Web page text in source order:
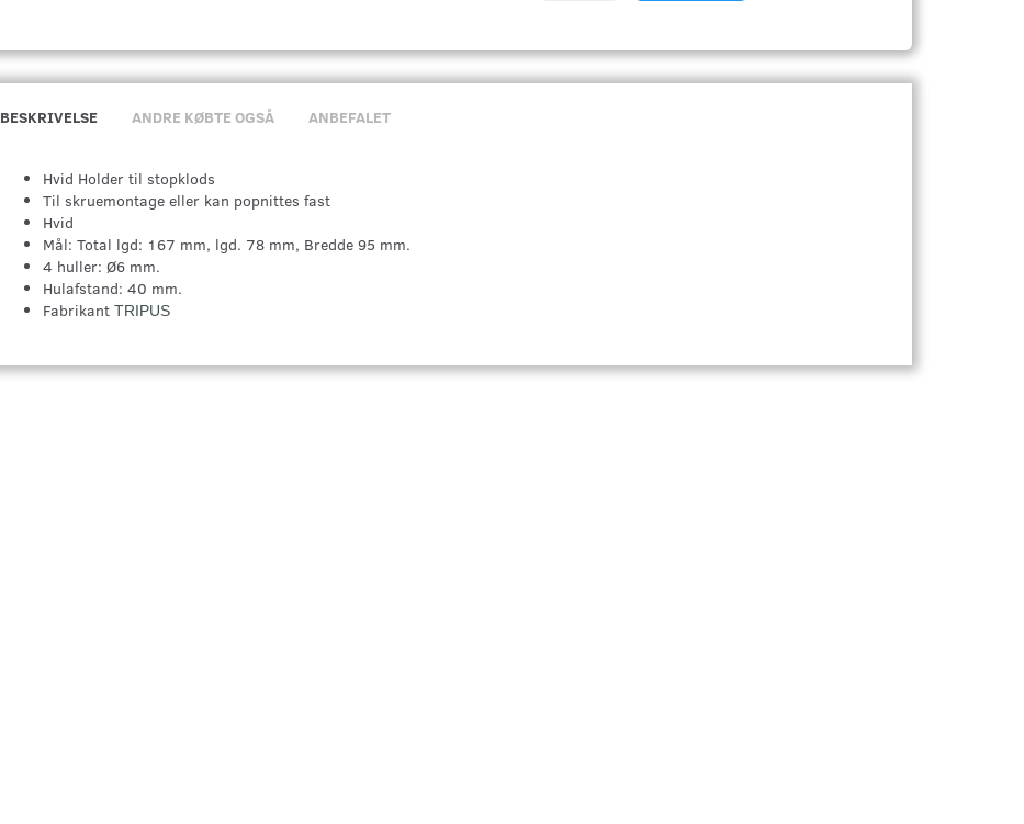
BESKRIVELSE ANDRE KØBTE OGSÅ ANBEFALET
Hvid Holder til stopklods
Til skruemontage eller kan popnittes fast
Hvid
Mål: Total lgd: 167 mm, lgd. 78 mm, Bredde 95 mm.
4 huller: Ø6 mm.
Hulafstand: 40 mm.
Fabrikant TRIPUS